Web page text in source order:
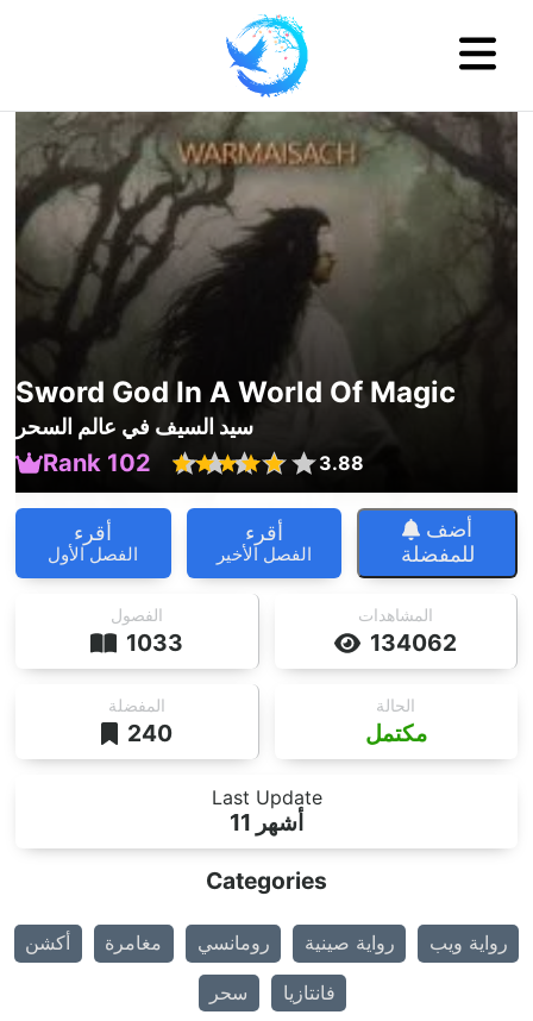
Sword God In A World Of Magic
سيد السيف في عالم السحر
Rank 102 3.88
أقرء
الفصل الأول
أقرء
الفصل الأخير
أضف
للمفضلة
1033
الفصول
134062
المشاهدات
240
المفضلة
مكتمل
الحالة
Last Update
11 أشهر
Categories
أكشن مغامرة رومانسي رواية صينية رواية ويب
سحر فانتازيا